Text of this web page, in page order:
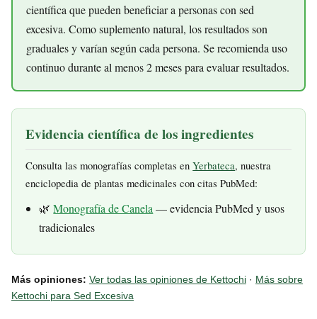
científica que pueden beneficiar a personas con sed
excesiva. Como suplemento natural, los resultados son
graduales y varían según cada persona. Se recomienda uso
continuo durante al menos 2 meses para evaluar resultados.
Evidencia científica de los ingredientes
Consulta las monografías completas enYerbateca, nuestra
enciclopedia de plantas medicinales con citas PubMed:
🌿Monografía de Canela— evidencia PubMed y usos
tradicionales
Más opiniones: Ver todas las opiniones de Kettochi · Más sobre
Kettochi para Sed Excesiva